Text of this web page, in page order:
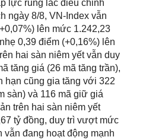
lực rung lắc điều chỉnh
ngày 8/8, VN-Index vẫn
lên mức 1.242,23
0,39 điểm (+0,16%) lên
hai sàn niêm yết vẫn duy
tăng giá (26 mã tăng trần),
hạn cũng gia tăng với 322
sàn) và 116 mã giữ giá
trên hai sàn niêm yết
tỷ đồng, duy trì vượt mức
vẫn đang hoạt động mạnh